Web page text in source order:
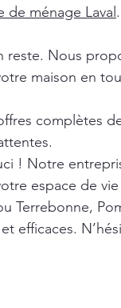
de ménage Laval
Nous
maison en
complètes
! Notre
espace de
Terrebonne,
efficaces.